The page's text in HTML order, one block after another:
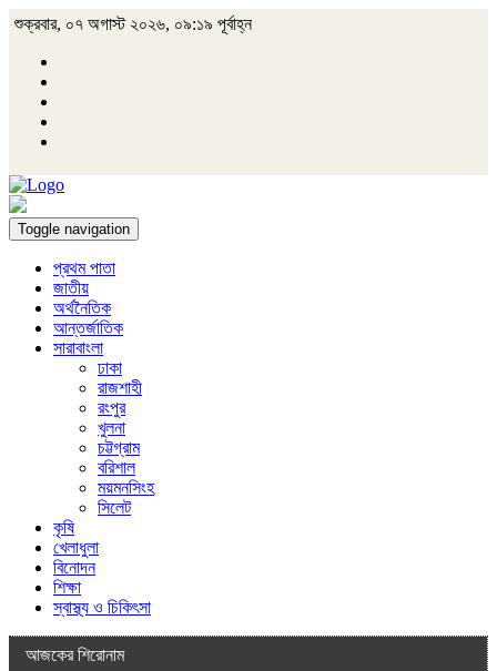
শুক্রবার, ০৭ অগাস্ট ২০২৬, ০৯:১৯ পূর্বাহ্ন
Toggle navigation
প্রথম পাতা
জাতীয়
অর্থনৈতিক
আন্তর্জাতিক
সারাবাংলা
ঢাকা
রাজশাহী
রংপুর
খুলনা
চট্টগ্রাম
বরিশাল
ময়মনসিংহ
সিলেট
কৃষি
খেলাধুলা
বিনোদন
শিক্ষা
স্বাস্থ্য ও চিকিৎসা
আজকের শিরোনাম